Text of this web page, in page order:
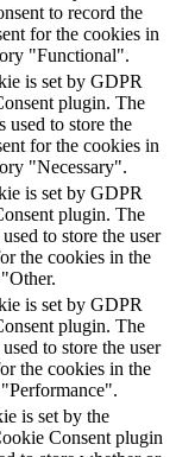
to record the
for the cookies in
"Functional".
is set by GDPR
plugin. The
used to store the
for the cookies in
"Necessary".
is set by GDPR
plugin. The
to store the user
the cookies in the
is set by GDPR
plugin. The
to store the user
the cookies in the
is set by the
Consent plugin